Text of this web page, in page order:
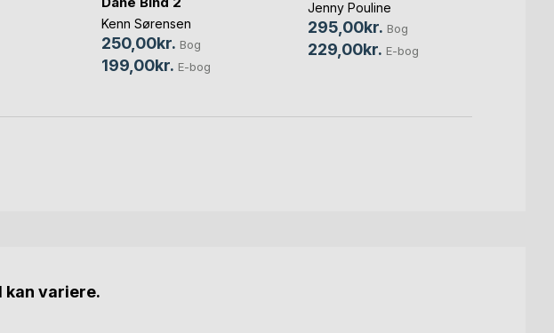
Kenn Sørensen
250,00kr. Bog
199,00kr. E-bog
Jenny Pouline
295,00kr. Bog
229,00kr. E-bog
kan variere.